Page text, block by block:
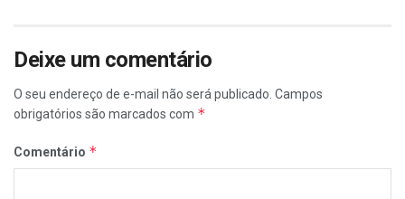
Deixe um comentário
O seu endereço de e-mail não será publicado. Campos
obrigatórios são marcados com *
Comentário *